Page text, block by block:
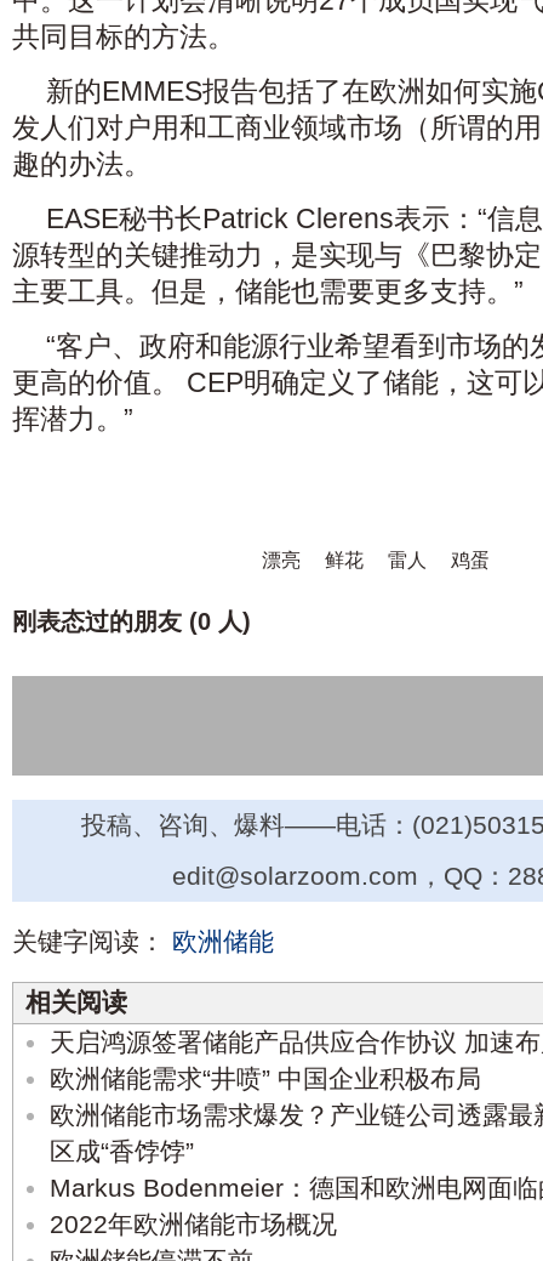
共同目标的方法。
新的EMMES报告包括了在欧洲如何实
发人们对户用和工商业领域市场（所谓的
趣的办法。
EASE秘书长Patrick Clerens表示：“信
源转型的关键推动力，是实现与《巴黎协
主要工具。但是，储能也需要更多支持。”
“客户、政府和能源行业希望看到市场
更高的价值。 CEP明确定义了储能，这可
挥潜力。”
漂亮 鲜花 雷人 鸡蛋
刚表态过的朋友 (0 人)
投稿、咨询、爆料——电话：
edit@solarzoom.com，QQ：
关键字阅读： 欧洲储能
相关阅读
天启鸿源签署储能产品供应合作协议 加速
欧洲储能需求“井喷” 中国企业积极布局
欧洲储能市场需求爆发？产业链公司透露
区成“香饽饽”
Markus Bodenmeier：德国和欧洲电网面
2022年欧洲储能市场概况